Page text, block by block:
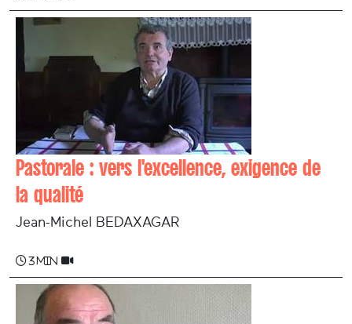
Pastorale : vers l'excellence, exigence de
la qualité
Jean-Michel BEDAXAGAR
3 min